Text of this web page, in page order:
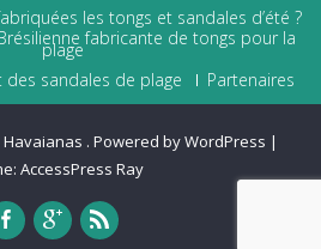
les tongs et sandales d’été ?
fabricante de tongs pour la
plage
des sandales de plage
Partenaires
Havaianas . Powered by WordPress |
AccessPress Ray